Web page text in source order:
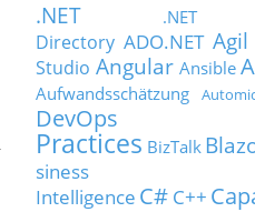
.NET .NET
Directory ADO.NET Agil
Studio Angular Ansible
Aufwandsschätzung
DevOps
Practices BizTalk
siness
Intelligence C# C++